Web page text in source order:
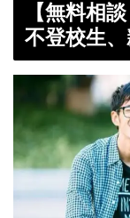
【無料相
不登校生